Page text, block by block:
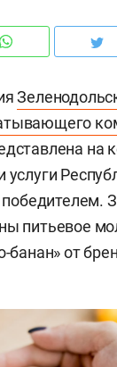
на
победителем.
питьевое
банан» от